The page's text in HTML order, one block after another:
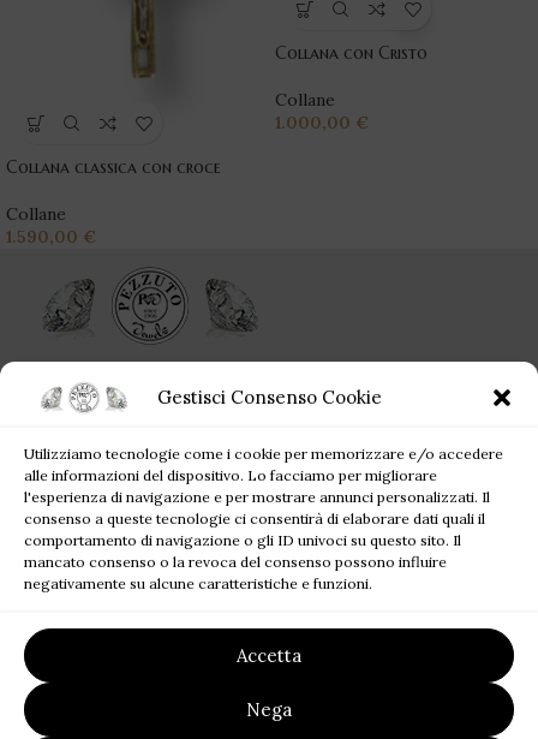
Gestisci Consenso Cookie
Utilizziamo tecnologie come i cookie per memorizzare e/o accedere
alle informazioni del dispositivo. Lo facciamo per migliorare
l'esperienza di navigazione e per mostrare annunci personalizzati. Il
consenso a queste tecnologie ci consentirà di elaborare dati quali il
comportamento di navigazione o gli ID univoci su questo sito. Il
mancato consenso o la revoca del consenso possono influire
negativamente su alcune caratteristiche e funzioni.
Accetta
Nega
Collana classica con croce
Collane
1.590,00 €
Collana con Cristo
Collane
1.000,00 €
Ogni singolo gioiello acquistato da Pezzuto Jewels è per sempre!
Tel: +39 081 81 81 945
Mail: pezzutofrancesco21@gmail.com
JEWELS BLOG
LINK UTILI
2023 | P.I. 07220121219 | Designed by
FALATECH